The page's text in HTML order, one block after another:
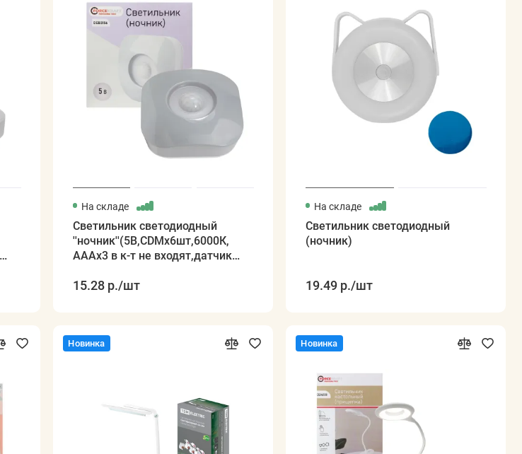
На складе
Светильник светодиодный
''ночник''(5В,CDMх6шт,6000К,
АААх3 в к-т не входят,датчик
15.28 р./шт
На складе
Светильник светодиодный
(ночник)
19.49 р./шт
Новинка Новинка